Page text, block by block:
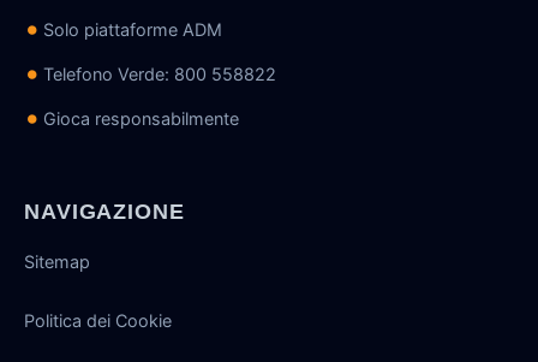
Solo piattaforme ADM
Telefono Verde: 800 558822
Gioca responsabilmente
NAVIGAZIONE
Sitemap
Politica dei Cookie